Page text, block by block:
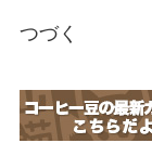
つづく